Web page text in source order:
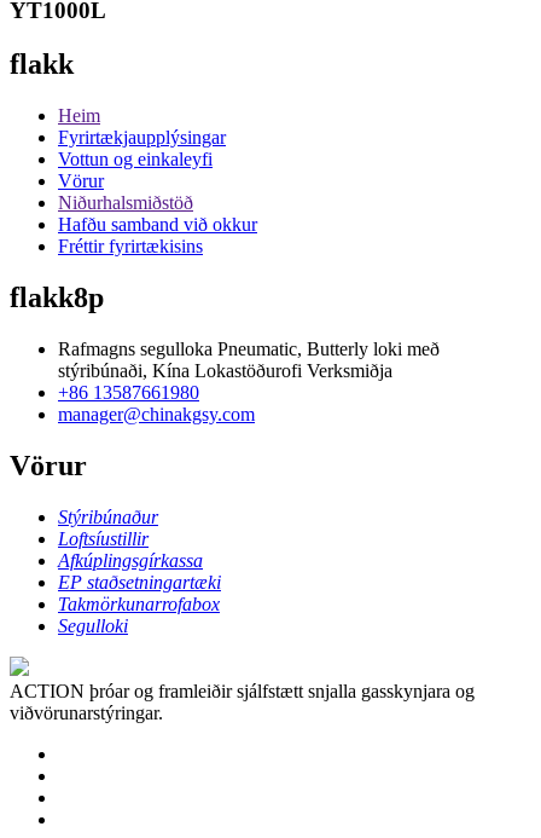
YT1000L
flakk
Heim
Fyrirtækjaupplýsingar
Vottun og einkaleyfi
Vörur
Niðurhalsmiðstöð
Hafðu samband við okkur
Fréttir fyrirtækisins
flakk8p
Rafmagns segulloka Pneumatic, Butterly loki með
stýribúnaði, Kína Lokastöðurofi Verksmiðja
+86 13587661980
manager@chinakgsy.com
Vörur
Stýribúnaður
Loftsíustillir
Afkúplingsgírkassa
EP staðsetningartæki
Takmörkunarrofabox
Segulloki
ACTION þróar og framleiðir sjálfstætt snjalla gasskynjara og
viðvörunarstýringar.